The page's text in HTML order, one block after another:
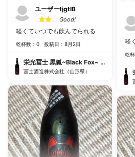
ユーザーtjgtIB
Good!
軽くていつでも飲んでられる
乾杯数：0 投稿日：8月2日
栄光冨士 黒狐~Black Fox~ 純米大吟醸
冨士酒造株式会社（山形県）
軽
乾